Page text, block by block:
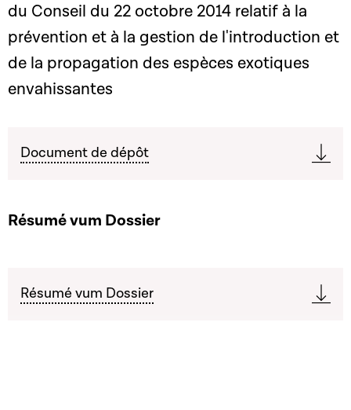
du Conseil du 22 octobre 2014 relatif à la
prévention et à la gestion de l'introduction et
de la propagation des espèces exotiques
envahissantes
Document de dépôt
Résumé vum Dossier
Résumé vum Dossier